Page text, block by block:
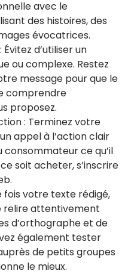
avec le
des histoires, des
évocatrices.
d’utiliser un
ou complexe. Restez
message pour que le
comprendre
proposez.
: Terminez votre
appel à l’action clair
consommateur ce qu’il
soit acheter, s’inscrire
fois votre texte rédigé,
relire attentivement
d’orthographe et de
également tester
de petits groupes
le mieux.